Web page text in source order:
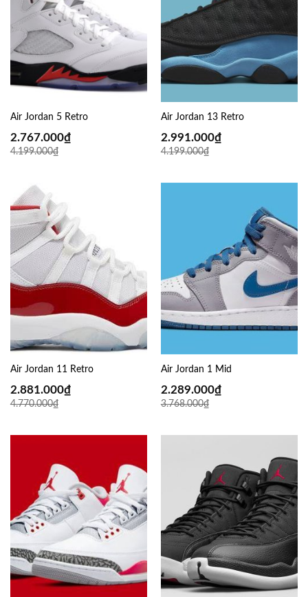
Air Jordan 5 Retro
4.199.000₫
2.767.000₫
Air Jordan 13 Retro
4.199.000₫
2.991.000₫
Air Jordan 11 Retro
4.770.000₫
2.881.000₫
Air Jordan 1 Mid
3.768.000₫
2.289.000₫